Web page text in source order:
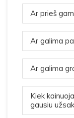
Ar prieš
Ar galima
Ar galima
Kiek
gausiu